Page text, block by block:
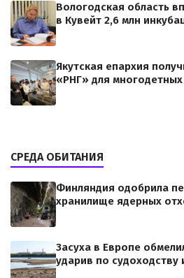
Вологодская область
в Кувейт 2,6 млн
Якутская епархия
«РНГ» для
СРЕДА ОБИТАНИЯ
Финляндия одобрила
хранилище ядерных
Засуха в Европе
ударив по судоходству